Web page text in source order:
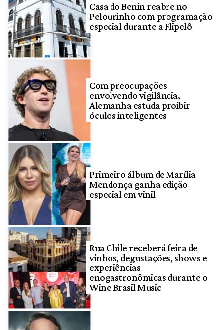
Casa do Benin reabre no
Pelourinho com programação
especial durante a Flipelô
Com preocupações
envolvendo vigilância,
Alemanha estuda proibir
óculos inteligentes
Primeiro álbum de Marília
Mendonça ganha edição
especial em vinil
Rua Chile receberá feira de
vinhos, degustações, shows e
experiências
enogastronômicas durante o
Wine Brasil Music